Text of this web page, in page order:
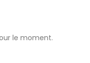
le moment.